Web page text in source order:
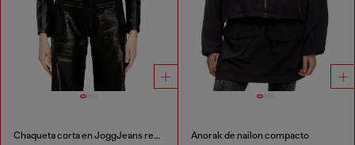
Chaqueta corta en JoggJeans revestido brillante. Anorak de nailon compacto